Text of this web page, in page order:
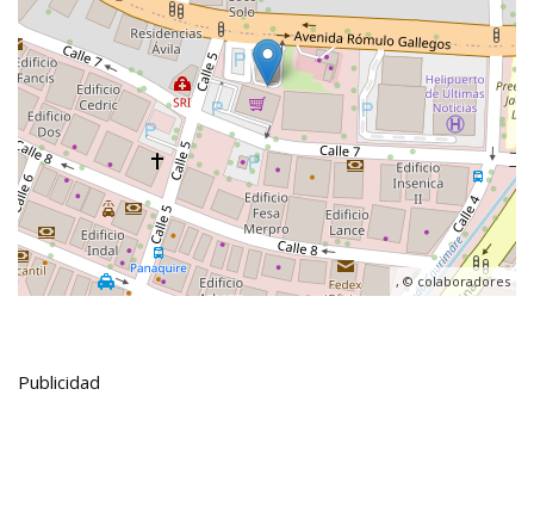
, ©colaboradores
Publicidad